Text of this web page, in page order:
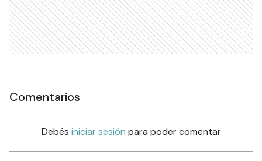
Comentarios
Debés iniciar sesión para poder comentar